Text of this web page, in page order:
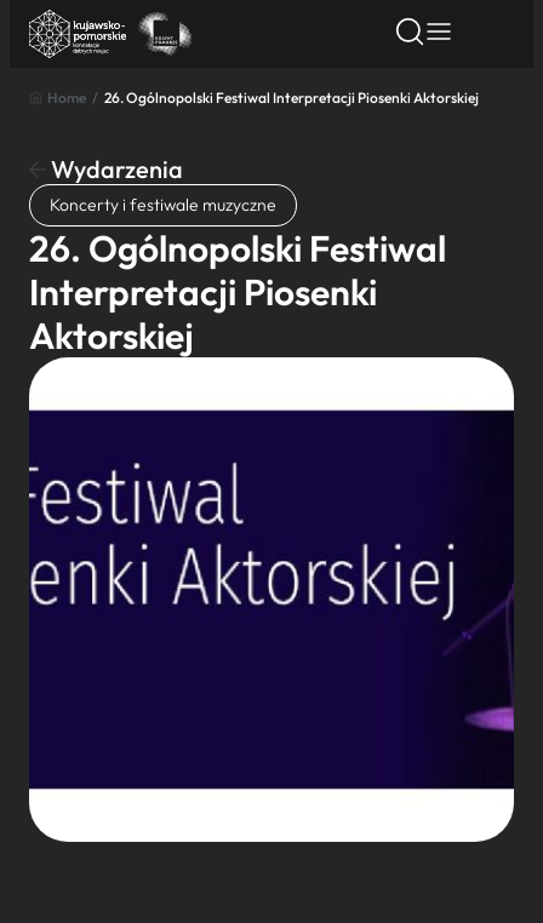
Znajdź atrakcję
Nazwa atrakcji
Miasto
Kategoria
Home / 26. Ogólnopolski Festiwal Interpretacji Piosenki Aktorskiej
Wydarzenia
Koncerty i festiwale muzyczne
26. Ogólnopolski Festiwal
Interpretacji Piosenki
Aktorskiej